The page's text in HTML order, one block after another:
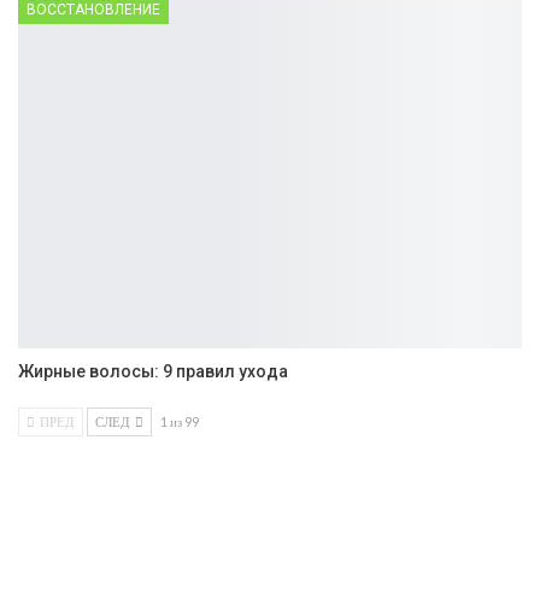
ВОССТАНОВЛЕНИЕ
Жирные волосы: 9 правил ухода
ПРЕД СЛЕД 1 из 99